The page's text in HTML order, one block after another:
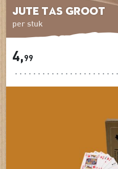
per stuk
Jute tas groot
4,99